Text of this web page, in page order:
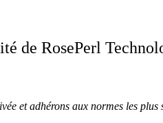
de RosePerl
et adhérons aux normes les